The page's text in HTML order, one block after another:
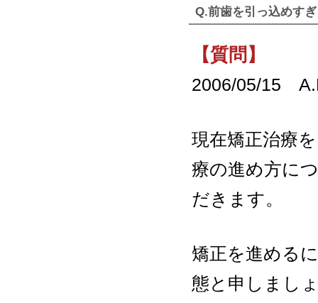
Q.前歯を引っ込めす
【質問】
2006/05/15
現在矯正治療
療の進め方に
だきます。
矯正を進める
態と申しまし